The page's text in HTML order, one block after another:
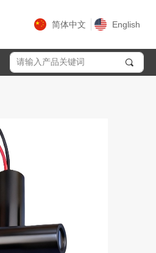
끠
简体中文 English